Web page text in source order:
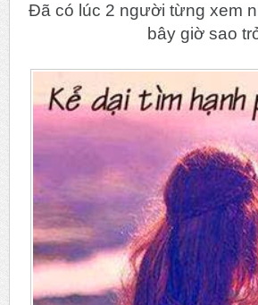
Đã có lúc 2 người từng xem
bây giờ sao